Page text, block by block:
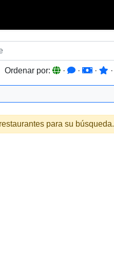
Ordenar por: · · · ·
para su búsqueda.